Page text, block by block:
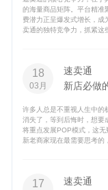
的海量商品矩阵。平台精准
费潜力正呈爆发式增长，成
卖通的独特竞争力，抓紧这
18
03月
速卖通
新店必做
许多人总是不重视人生中的
消失了，等到后悔时，想要
将重点发展POP模式，这
新老商家现在最需要思考的
17
速卖通